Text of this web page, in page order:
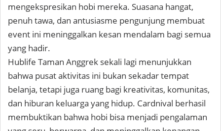
mengekspresikan hobi mereka. Suasana hangat,
penuh tawa, dan antusiasme pengunjung membuat
event ini meninggalkan kesan mendalam bagi semua
yang hadir.
Hublife Taman Anggrek sekali lagi menunjukkan
bahwa pusat aktivitas ini bukan sekadar tempat
belanja, tetapi juga ruang bagi kreativitas, komunitas,
dan hiburan keluarga yang hidup. Cardnival berhasil
membuktikan bahwa hobi bisa menjadi pengalaman